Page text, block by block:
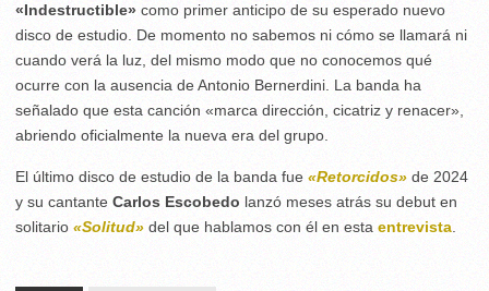
«Indestructible» como primer anticipo de su esperado nuevo
disco de estudio. De momento no sabemos ni cómo se llamará ni
cuando verá la luz, del mismo modo que no conocemos qué
ocurre con la ausencia de Antonio Bernerdini. La banda ha
señalado que esta canción «marca dirección, cicatriz y renacer»,
abriendo oficialmente la nueva era del grupo.
El último disco de estudio de la banda fue «Retorcidos» de 2024
y su cantante Carlos Escobedo lanzó meses atrás su debut en
solitario «Solitud» del que hablamos con él en esta entrevista